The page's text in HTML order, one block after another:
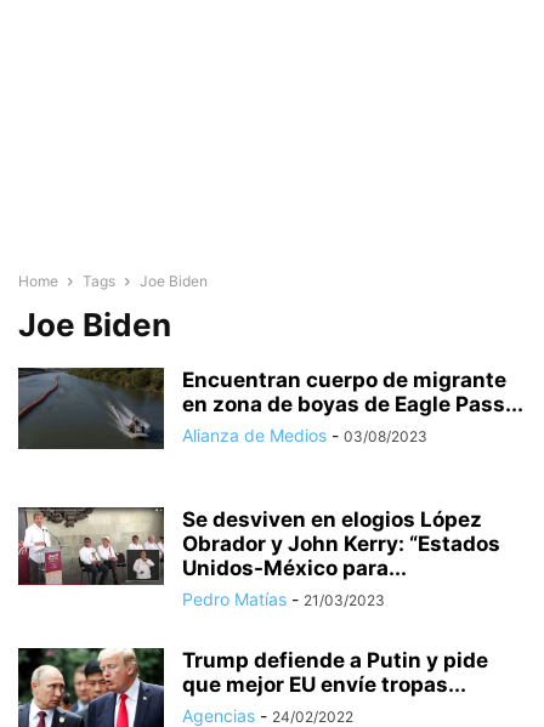
Home Tags Joe Biden
Joe Biden
Encuentran cuerpo de migrante
en zona de boyas de Eagle Pass...
Alianza de Medios - 03/08/2023
Se desviven en elogios López
Obrador y John Kerry: “Estados
Unidos-México para...
Pedro Matías - 21/03/2023
Trump defiende a Putin y pide
que mejor EU envíe tropas...
Agencias - 24/02/2022